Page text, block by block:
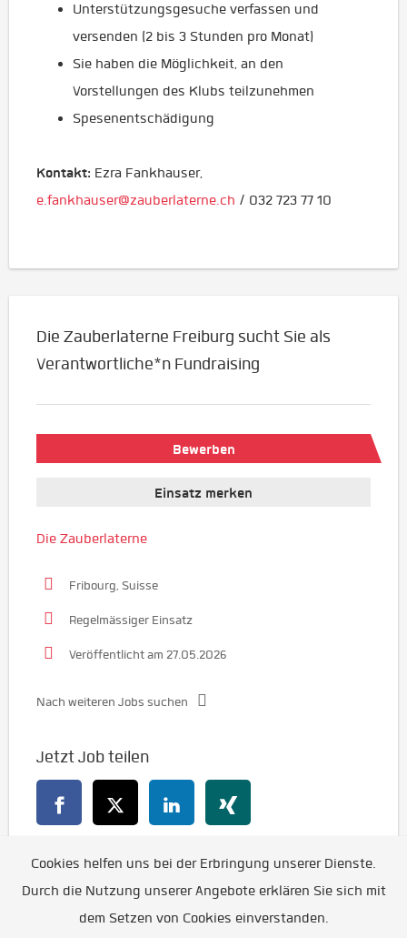
Unterstützungsgesuche verfassen und
versenden (2 bis 3 Stunden pro Monat)
Sie haben die Möglichkeit, an den
Vorstellungen des Klubs teilzunehmen
Spesenentschädigung
Kontakt: Ezra Fankhauser,
e.fankhauser@zauberlaterne.ch / 032 723 77 10
Die Zauberlaterne Freiburg sucht Sie als
Verantwortliche*n Fundraising
Bewerben
Einsatz merken
Die Zauberlaterne
Fribourg, Suisse
Regelmässiger Einsatz
Veröffentlicht am 27.05.2026
Nach weiteren Jobs suchen
Jetzt Job teilen
Zurück
Cookies helfen uns bei der Erbringung unserer Dienste.
Durch die Nutzung unserer Angebote erklären Sie sich mit
dem Setzen von Cookies einverstanden.